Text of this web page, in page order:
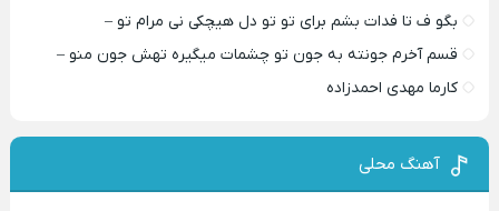
بگو ف تا فدات بشم برای تو تو دل هیچکی نی مرام تو –
قسم آخرم جونته به جون تو چشمات میگیره تهش جون منو –
کارما مهدی احمدزاده
آهنگ محلی